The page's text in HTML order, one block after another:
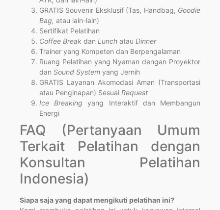
GRATIS Souvenir Eksklusif (Tas, Handbag, Goodie
Bag, atau lain-lain)
Sertifikat Pelatihan
Coffee Break dan Lunch atau Dinner
Trainer yang Kompeten dan Berpengalaman
Ruang Pelatihan yang Nyaman dengan Proyektor
dan Sound System yang Jernih
GRATIS Layanan Akomodasi Aman (Transportasi
atau Penginapan) Sesuai Request
Ice Breaking yang Interaktif dan Membangun
Energi
FAQ (Pertanyaan Umum
Terkait Pelatihan dengan
Konsultan Pelatihan
Indonesia)
Siapa saja yang dapat mengikuti pelatihan ini?